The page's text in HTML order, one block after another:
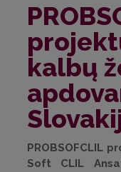
kalbų
PROBSOFCLIL
Soft CLIL